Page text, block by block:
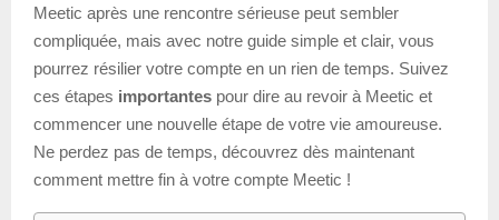
Meetic après une rencontre sérieuse peut sembler
compliquée, mais avec notre guide simple et clair, vous
pourrez résilier votre compte en un rien de temps. Suivez
ces étapes importantes pour dire au revoir à Meetic et
commencer une nouvelle étape de votre vie amoureuse.
Ne perdez pas de temps, découvrez dès maintenant
comment mettre fin à votre compte Meetic !